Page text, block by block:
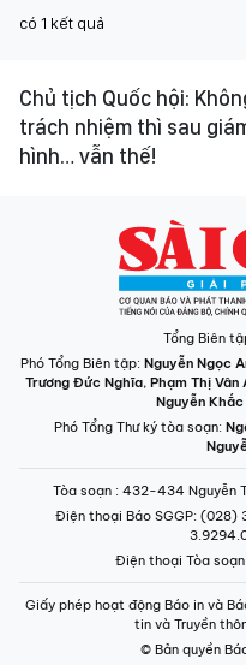
có 1 kết quả
Chủ tịch Quốc hội:
trách nhiệm thì sau
hình… vẫn thế!
Tổng Biên
Phó Tổng Biên tập: Nguyễn Ngọc
Trương Đức Nghĩa, Phạm Thị Vân
Nguyễn Khắc
Phó Tổng Thư ký tòa soạn:
Tòa soạn : 432-434 Nguyễn
Điện thoại Báo SGGP: (028)
Điện thoại Tòa
Giấy phép hoạt động Báo in và
tin và Truyền
© Bản quyền